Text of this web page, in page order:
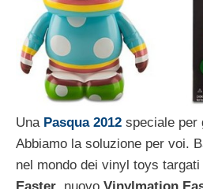
Una Pasqua 2012 speciale per
Abbiamo la soluzione per voi.
nel mondo dei vinyl toys targati